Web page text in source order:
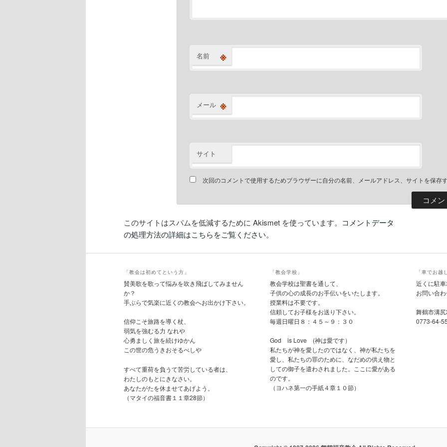
名前 ※
メール ※
サイト
次回のコメントで使用するためブラウザーに自分の名前、メールアドレス、サイトを保存
このサイトはスパムを低減するために Akismet を使っています。 コメントデータ
の処理方法の詳細はこちらをご覧ください。
「教会は初めてという方」
賛美歌を歌って悩みを吹き飛ばしてみません
か？
手ぶらで気楽に近くの教会へお出かけ下さい。
信仰こそ旅路を導く杖、
弱気を強むる力 なれや
心勇ましく旅を続けゆかん
この世の危うきおそるべしや
すべて重荷を負うて苦労している者は、
わたしのもとにきなさい。
あなたがたを休ませてあげよう。
（マタイの福音書１１章28節）
「教会学校」
教会学校は聖書を通して、
子供の心の成長のお手伝いをいたします。
授業料は不要です。
信頼してお子様をお送り下さい。
毎週日曜日８：４５～９：３０
God is Love (神は愛です）
私たちが神を愛したのではなく、神が私たちを
愛し、私たちの罪のために、なだめの供え物と
しての御子を遣わされました。ここに愛がある
のです。
（ヨハネ第一の手紙４章１０節）
「車でお越
近くに駐
お問い合
舞鶴市溝
0773-64-